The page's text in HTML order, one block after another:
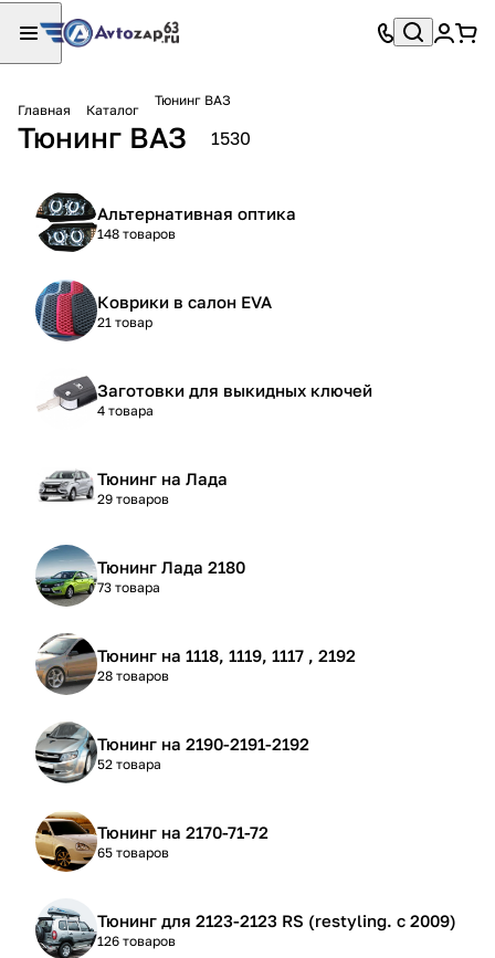
Главная Каталог
Тюнинг ВАЗ
Тюнинг ВАЗ 1530
Альтернативная оптика
148 товаров
Коврики в салон EVA
21 товар
Заготовки для выкидных ключей
4 товара
Тюнинг на Лада
29 товаров
Тюнинг Лада 2180
73 товара
Тюнинг на 1118, 1119, 1117 , 2192
28 товаров
Тюнинг на 2190-2191-2192
52 товара
Тюнинг на 2170-71-72
65 товаров
Тюнинг для 2123-2123 RS (restyling. с 2009)
126 товаров